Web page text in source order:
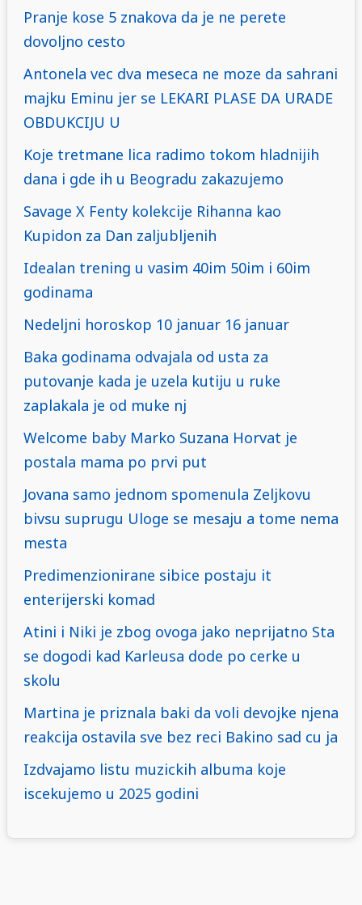
Pranje kose 5 znakova da je ne perete
dovoljno cesto
Antonela vec dva meseca ne moze da sahrani
majku Eminu jer se LEKARI PLASE DA URADE
OBDUKCIJU U
Koje tretmane lica radimo tokom hladnijih
dana i gde ih u Beogradu zakazujemo
Savage X Fenty kolekcije Rihanna kao
Kupidon za Dan zaljubljenih
Idealan trening u vasim 40im 50im i 60im
godinama
Nedeljni horoskop 10 januar 16 januar
Baka godinama odvajala od usta za
putovanje kada je uzela kutiju u ruke
zaplakala je od muke nj
Welcome baby Marko Suzana Horvat je
postala mama po prvi put
Jovana samo jednom spomenula Zeljkovu
bivsu suprugu Uloge se mesaju a tome nema
mesta
Predimenzionirane sibice postaju it
enterijerski komad
Atini i Niki je zbog ovoga jako neprijatno Sta
se dogodi kad Karleusa dode po cerke u
skolu
Martina je priznala baki da voli devojke njena
reakcija ostavila sve bez reci Bakino sad cu ja
Izdvajamo listu muzickih albuma koje
iscekujemo u 2025 godini